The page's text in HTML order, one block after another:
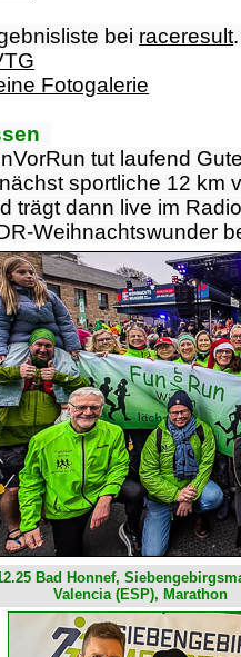
bei raceresult
Fotogalerie
tut laufend
sportliche 12 km
trägt dann live im
Weihnachtswunder
Bad Honnef,
Valencia (ESP), Marathon